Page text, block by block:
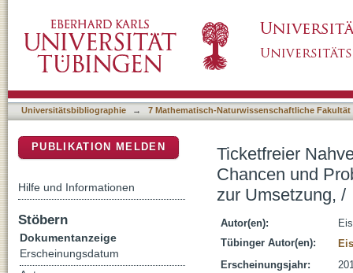
umlagefinanzierten ÖPNV und Wege zur
Universitätsbibliographie → 7 Mathematisch-Naturwissenschaftliche Fakultät
Ticketfreier
Chancen und
zur Umsetzung, /
Autor(en):
Tübinger Autor(en):
Erscheinungsjahr:
PUBLIKATION MELDEN
Hilfe und Informationen
Stöbern
Dokumentanzeige
Erscheinungsdatum